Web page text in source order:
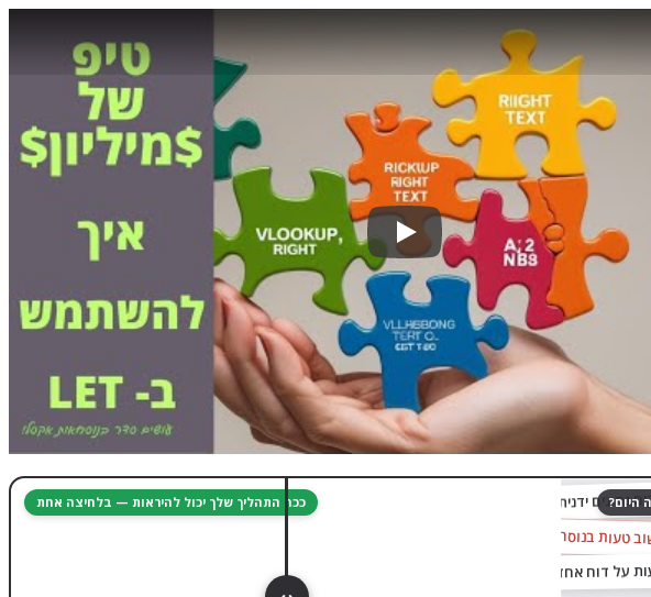
Play
ככה התהליך שלך יכול להיראות — בלחיצה אחת היום?
נתונים ידנית מקובץ לקובץ…
טעות בנוסחה